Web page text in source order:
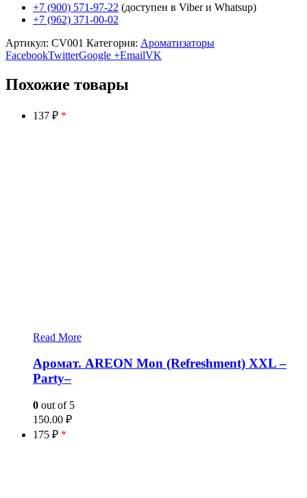
+7 (900) 571-97-22 (доступен в Viber и Whatsup)
+7 (962) 371-00-02
Артикул: CV001 Категория: Ароматизаторы
FacebookTwitterGoogle +EmailVK
Похожие товары
137 ₽ *
Read More
Аромат. AREON Mon (Refreshment) XXL –
Party–
0 out of 5
150.00 ₽
175 ₽ *